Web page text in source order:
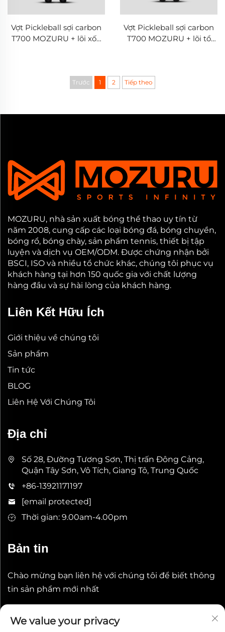
Vợt Pickleball sợi carbon
T700 MOZURU + lõi xốp
Vợt Pickleball sợi carbon
T700 MOZURU + lõi tổ
Trước 1 2 Tiếp theo
MOZURU, nhà sản xuất bóng thể thao uy tín từ
năm 2008, cung cấp các loại bóng đá, bóng chuyền,
bóng rổ, bóng chày, sản phẩm tennis, thiết bị tập
luyện và dịch vụ OEM/ODM. Được chứng nhận bởi
BSCI, ISO và nhiều tổ chức khác, chúng tôi phục vụ
khách hàng tại hơn 150 quốc gia với chất lượng
hàng đầu và sự hài lòng của khách hàng.
Liên Kết Hữu Ích
Giới thiệu về chúng tôi
Sản phẩm
Tin tức
BLOG
Liên Hệ Với Chúng Tôi
Địa chỉ
Số 28, Đường Tương Sơn, Thị trấn Đông Cảng,
Quận Tây Sơn, Vô Tích, Giang Tô, Trung Quốc
+86-13921171197
[email protected]
Thời gian: 9.00am-4.00pm
Bản tin
Chào mừng bạn liên hệ với chúng tôi để biết thông
tin sản phẩm mới nhất
We value your privacy